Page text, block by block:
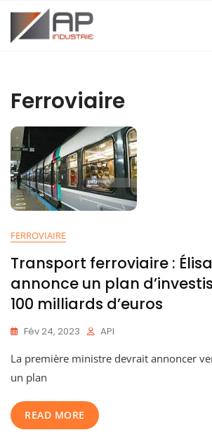
content
Ferroviaire
FERROVIAIRE
Transport ferroviaire :
annonce un plan
100 milliards d’euros
Fév 24, 2023 API
La première ministre devrait annoncer
un plan
READ MORE